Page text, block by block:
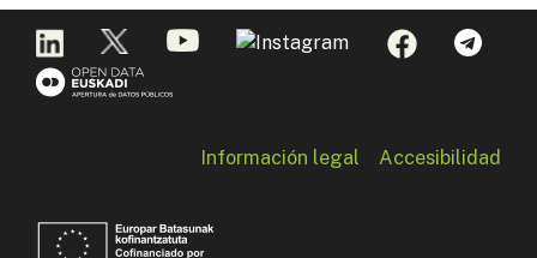
Información legal Accesibilidad